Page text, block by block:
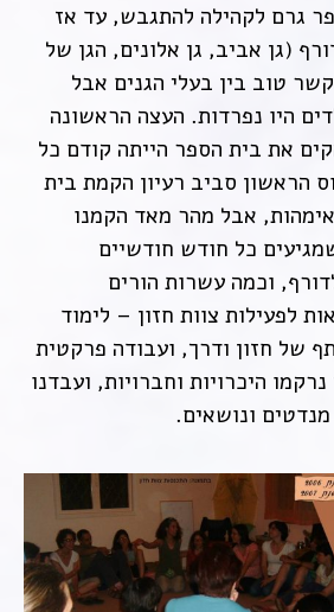
גרם לקהילה להתגבש, עד אז
(גן אביב, גן אלונים, הגן של
קשר טוב בין בעלי הגנים אבל
היו נפרדות. העצה הראשונה
את בית הספר הייתה קודם כל
הראשון סביב רעיון הקמת בית
אבל מהר מאד הקמנו
כל חודש חודשיים
וכמה עשרות הורים
לפעילות צוות חזון – לימוד
של חזון ודרך, ועבודה פרקטית
היכרויות וחברויות, ועבדנו
ונושאים.